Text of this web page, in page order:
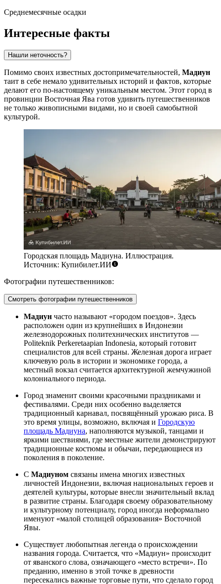
Среднемесячные осадки
Интересные факты
Нашли неточность?
Помимо своих известных достопримечательностей, Мадиун
таит в себе немало удивительных историй и фактов, которые
делают его по-настоящему уникальным местом. Этот город в
провинции Восточная Ява готов удивить путешественников
не только живописными видами, но и своей самобытной
культурой.
Городская площадь Мадиуна. Иллюстрация.
Источник: Купибилет.ИИ
Фотографии путешественников:
Смотреть фотографии путешественников
Мадиун часто называют «городом поездов». Здесь
расположен один из крупнейших в Индонезии
железнодорожных политехнических институтов —
Politeknik Perkeretaapian Indonesia, который готовит
специалистов для всей страны. Железная дорога играет
ключевую роль в истории и экономике города, а
местный вокзал считается архитектурной жемчужиной
колониального периода.
Город знаменит своими красочными праздниками и
фестивалями. Среди них особенно выделяется
традиционный карнавал, посвящённый урожаю риса. В
это время улицы, возможно, включая и Городскую
площадь Мадиуна, наполняются музыкой, танцами и
яркими шествиями, где местные жители демонстрируют
традиционные костюмы и обычаи, передающиеся из
поколения в поколение.
С Мадиуном связаны имена многих известных
личностей Индонезии, включая национальных героев и
деятелей культуры, которые внесли значительный вклад
в развитие страны. Благодаря своему образовательному
и культурному потенциалу, город иногда неформально
именуют «малой столицей образования» Восточной
Явы.
Существует любопытная легенда о происхождении
названия города. Считается, что «Мадиун» происходит
от яванского слова, означающего «место встречи». По
преданию, именно в этой точке в древности
пересекались важные торговые пути, что сделало город